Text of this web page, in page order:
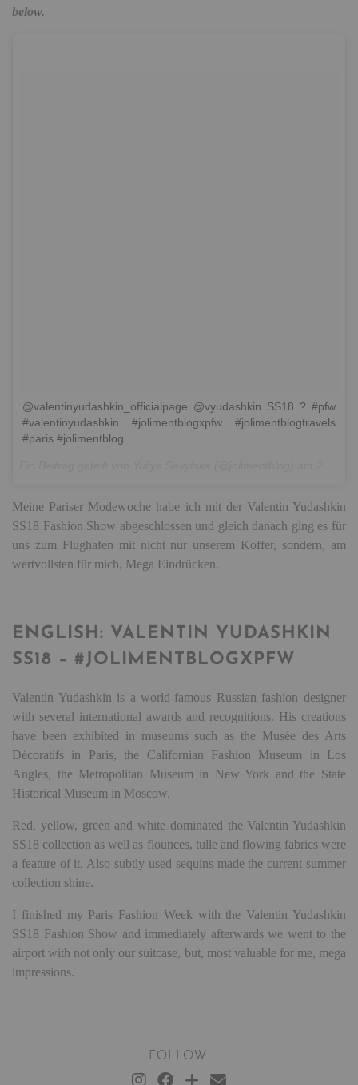
below.
@valentinyudashkin_officialpage @vyudashkin SS18 ? #pfw
#valentinyudashkin #jolimentblogxpfw #jolimentblogtravels
#paris #jolimentblog
Meine Pariser Modewoche habe ich mit der Valentin Yudashkin
SS18 Fashion Show abgeschlossen und gleich danach ging es für
uns zum Flughafen mit nicht nur unserem Koffer, sondern, am
wertvollsten für mich, Mega Eindrücken.
ENGLISH: VALENTIN YUDASHKIN
SS18 – #JOLIMENTBLOGXPFW
Valentin Yudashkin is a world-famous Russian fashion designer
with several international awards and recognitions. His creations
have been exhibited in museums such as the Musée des Arts
Décoratifs in Paris, the Californian Fashion Museum in Los
Angles, the Metropolitan Museum in New York and the State
Historical Museum in Moscow.
Red, yellow, green and white dominated the Valentin Yudashkin
SS18 collection as well as flounces, tulle and flowing fabrics were
a feature of it. Also subtly used sequins made the current summer
collection shine.
I finished my Paris Fashion Week with the Valentin Yudashkin
SS18 Fashion Show and immediately afterwards we went to the
airport with not only our suitcase, but, most valuable for me, mega
impressions.
FOLLOW: